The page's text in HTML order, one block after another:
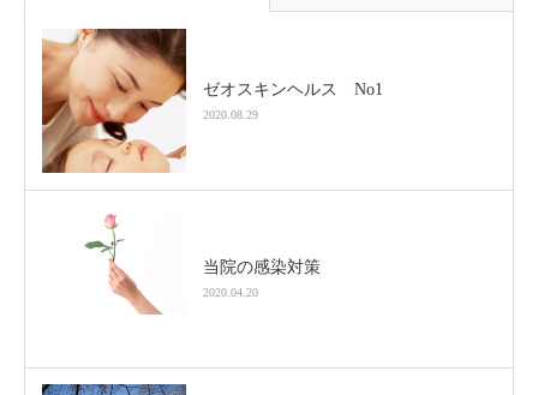
ゼオスキンヘルス No1
2020.08.29
当院の感染対策
2020.04.20